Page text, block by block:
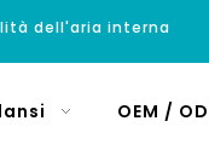
dell'aria interna
OEM /